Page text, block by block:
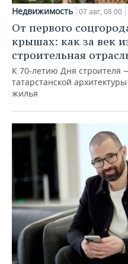
Недвижимость 07 авг, 08:00
От первого
крышах: как за век
строительная
К 70-летию Дня строителя
татарстанской
жилья